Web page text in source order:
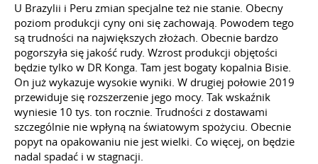
U Brazylii i Peru zmian specjalne też nie stanie. Obecny
poziom produkcji cyny oni się zachowają. Powodem tego
są trudności na największych złożach. Obecnie bardzo
pogorszyła się jakość rudy. Wzrost produkcji objętości
będzie tylko w DR Konga. Tam jest bogaty kopalnia Bisie.
On już wykazuje wysokie wyniki. W drugiej połowie 2019
przewiduje się rozszerzenie jego mocy. Tak wskaźnik
wyniesie 10 tys. ton rocznie. Trudności z dostawami
szczególnie nie wpłyną na światowym spożyciu. Obecnie
popyt na opakowaniu nie jest wielki. Co więcej, on będzie
nadal spadać i w stagnacji.